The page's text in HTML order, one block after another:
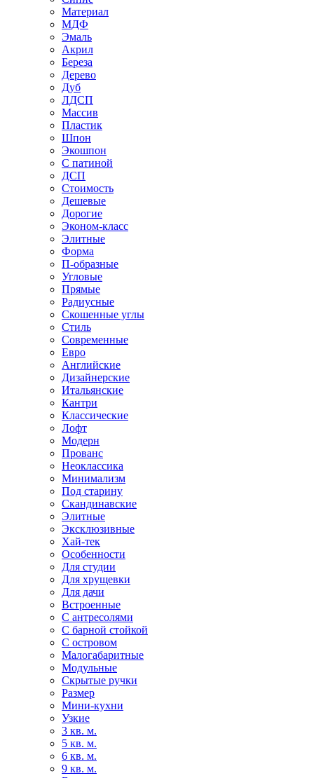
Материал
МДФ
Эмаль
Акрил
Береза
Дерево
Дуб
ЛДСП
Массив
Пластик
Шпон
Экошпон
С патиной
ДСП
Стоимость
Дешевые
Дорогие
Эконом-класс
Элитные
Форма
П-образные
Угловые
Прямые
Радиусные
Скошенные углы
Стиль
Современные
Евро
Английские
Дизайнерские
Итальянские
Кантри
Классические
Лофт
Модерн
Прованс
Неоклассика
Минимализм
Под старину
Скандинавские
Элитные
Эксклюзивные
Хай-тек
Особенности
Для студии
Для хрущевки
Для дачи
Встроенные
С антресолями
С барной стойкой
С островом
Малогабаритные
Модульные
Скрытые ручки
Размер
Мини-кухни
Узкие
3 кв. м.
5 кв. м.
6 кв. м.
9 кв. м.